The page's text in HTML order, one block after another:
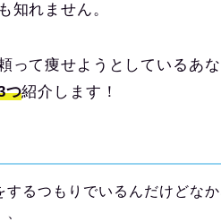
知れません。
って痩せようとしているあ
つ紹介します！
するつもりでいるんだけどな